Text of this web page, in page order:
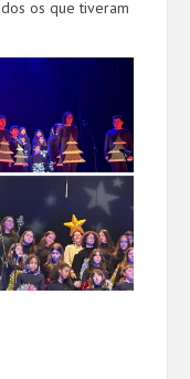
os que tiveram